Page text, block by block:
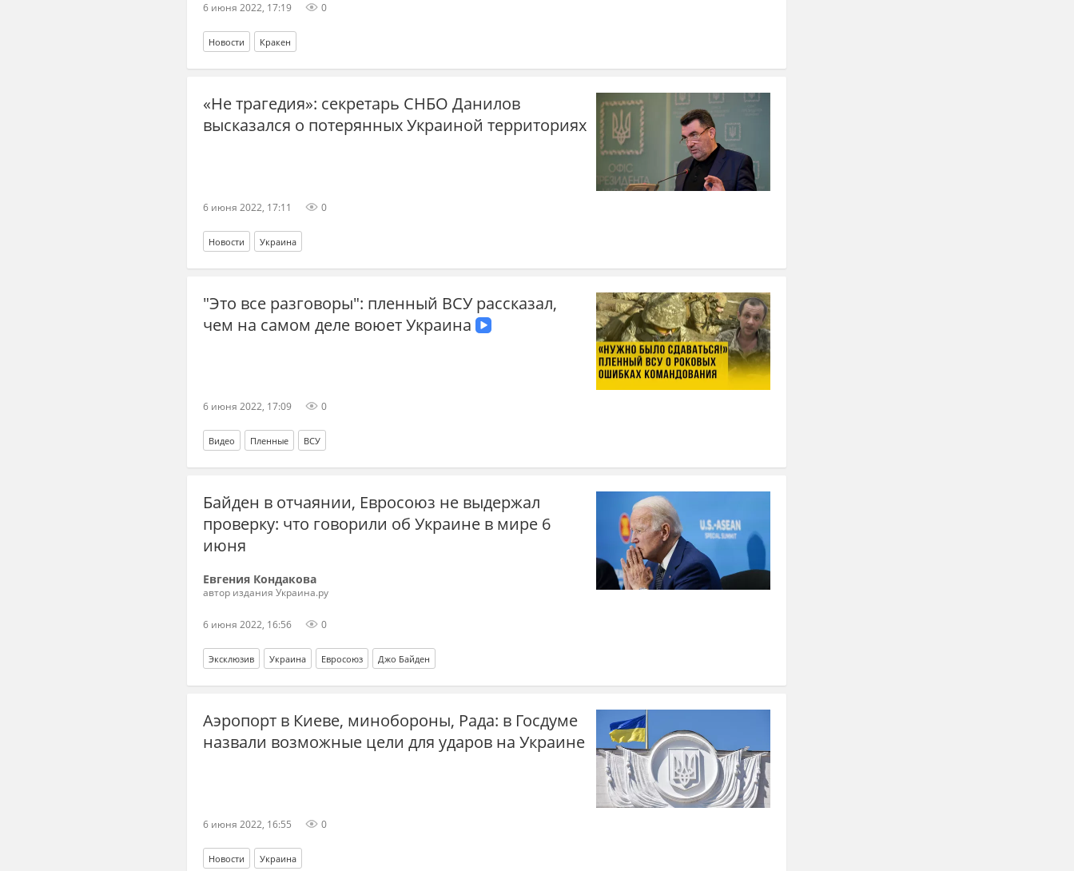
6 июня 2022, 17:19 0
Новости Кракен
«Не трагедия»: секретарь СНБО Данилов
высказался о потерянных Украиной территориях
6 июня 2022, 17:11 0
Новости Украина
"Это все разговоры": пленный ВСУ рассказал,
чем на самом деле воюет Украина
6 июня 2022, 17:09 0
Видео Пленные ВСУ
Байден в отчаянии, Евросоюз не выдержал
проверку: что говорили об Украине в мире 6
июня
Евгения Кондакова
автор издания Украина.ру
6 июня 2022, 16:56 0
Эксклюзив Украина Евросоюз Джо Байден
Аэропорт в Киеве, минобороны, Рада: в Госдуме
назвали возможные цели для ударов на Украине
6 июня 2022, 16:55 0
Новости Украина